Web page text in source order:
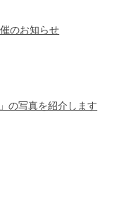
のお知らせ
の写真を紹介します